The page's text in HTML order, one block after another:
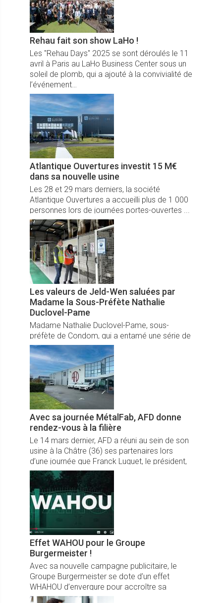
Rehau fait son show LaHo !
Les "Rehau Days" 2025 se sont déroulés le 11
avril à Paris au LaHo Business Center sous un
soleil de plomb, qui a ajouté à la convivialité de
l’événement…
Atlantique Ouvertures investit 15 M€
dans sa nouvelle usine
Les 28 et 29 mars derniers, la société
Atlantique Ouvertures a accueilli plus de 1 000
personnes lors de journées portes-ouvertes ...
Les valeurs de Jeld-Wen saluées par
Madame la Sous-Préfète Nathalie
Duclovel-Pame
Madame Nathalie Duclovel-Pame, sous-
préfète de Condom, qui a entamé une série de
visites locales dans le département, a salué
l’engagement de Jeld-Wen pour ses solutions
concrètes face aux enjeux sur son territoire.
Avec sa journée MétalFab, AFD donne
rendez-vous à la filière
Le 14 mars dernier, AFD a réuni au sein de son
usine à la Châtre (36) ses partenaires lors
d’une journée que Franck Luquet, le président,
a marketé sous le nom de MétalFab, ...
Effet WAHOU pour le Groupe
Burgermeister !
Avec sa nouvelle campagne publicitaire, le
Groupe Burgermeister se dote d’un effet
WHAHOU d’envergure pour accroître sa
notoriété auprès du grand public.